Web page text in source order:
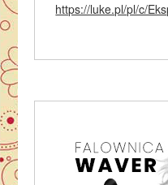
https://luke.pl/pl/c/